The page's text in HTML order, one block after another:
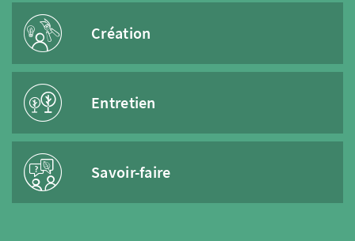
Création
Entretien
Savoir-faire